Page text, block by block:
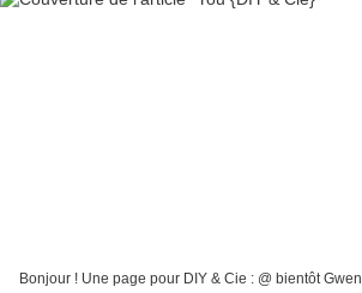
Bonjour ! Une page pour DIY & Cie : @ bientôt Gwen